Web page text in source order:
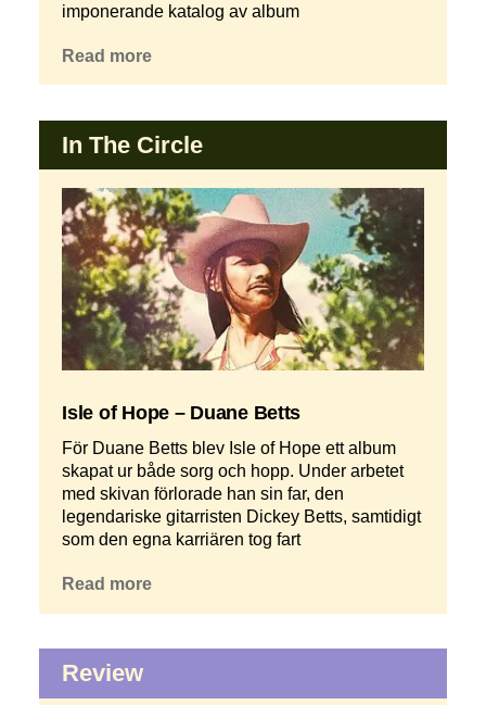
imponerande katalog av album
Read more
In The Circle
Isle of Hope – Duane Betts
För Duane Betts blev Isle of Hope ett album
skapat ur både sorg och hopp. Under arbetet
med skivan förlorade han sin far, den
legendariske gitarristen Dickey Betts, samtidigt
som den egna karriären tog fart
Read more
Review